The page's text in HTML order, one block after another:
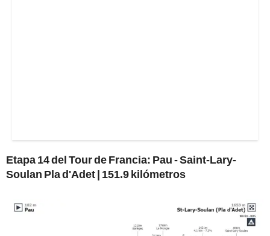
Etapa 14 del Tour de Francia: Pau - Saint-Lary-
Soulan Pla d'Adet | 151.9 kilómetros